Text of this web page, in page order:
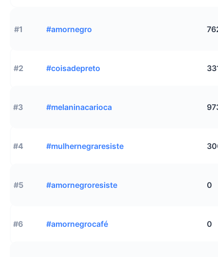
#1 #amornegro
#2 #coisadepreto
#3 #melaninacarioca
#4 #mulhernegraresiste
#5 #amornegroresiste 0
#6 #amornegrocafé 0